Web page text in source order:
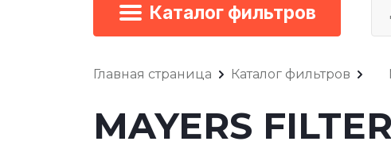
Каталог фильтров
Главная страница Каталог фильтров
MAYERS